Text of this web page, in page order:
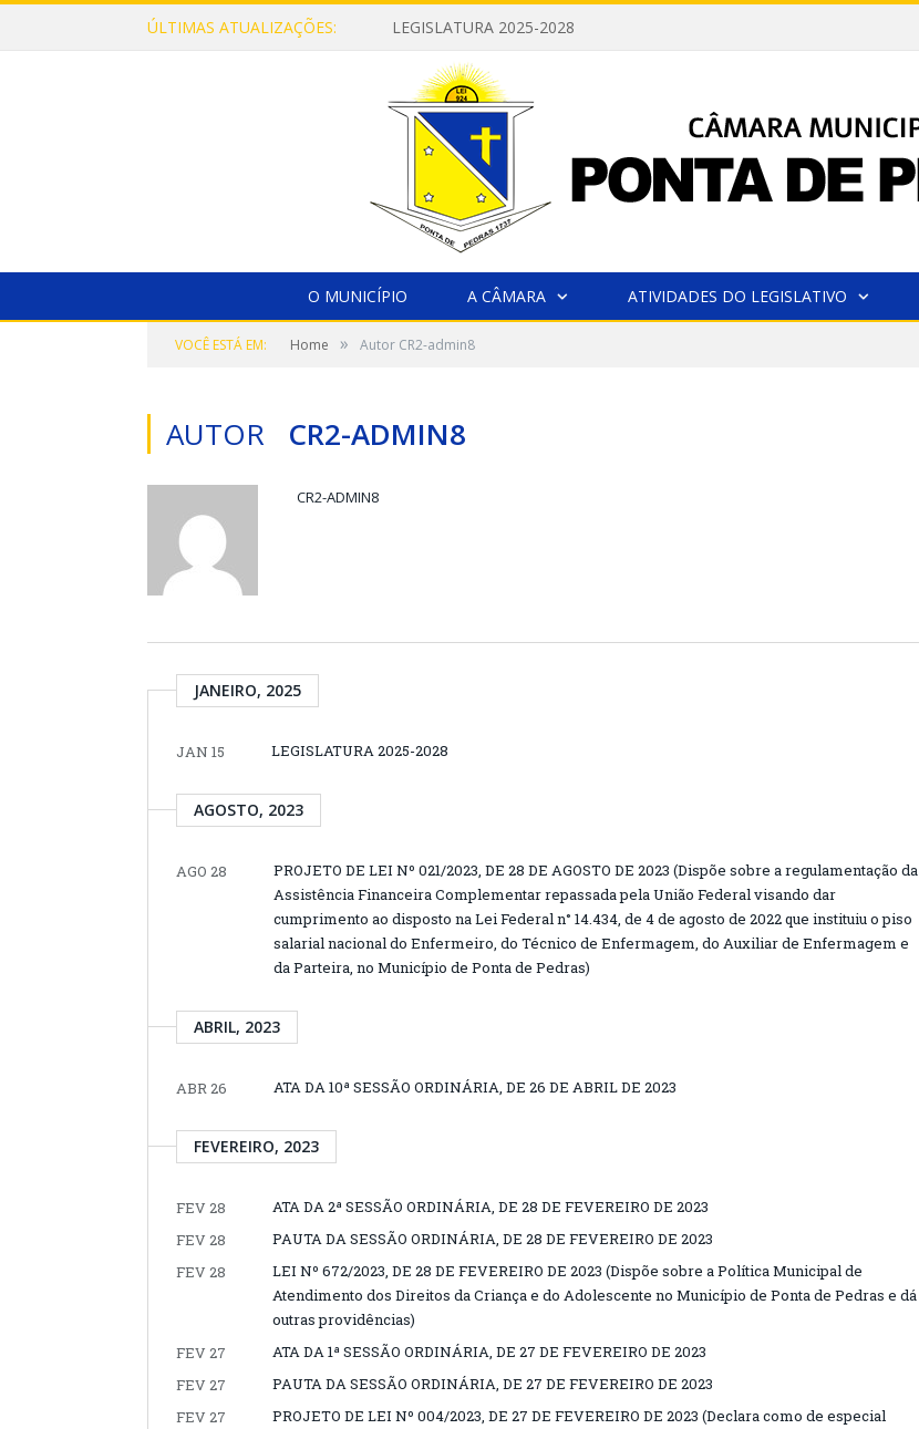
ÚLTIMAS ATUALIZAÇÕES: LEGISLATURA 2025-2028
O MUNICÍPIO A CÂMARA ATIVIDADES DO LEGISLATIVO
VOCÊ ESTÁ EM: Home » Autor CR2-admin8
AUTOR CR2-ADMIN8
CR2-ADMIN8
JANEIRO, 2025
JAN 15 LEGISLATURA 2025-2028
AGOSTO, 2023
AGO 28
PROJETO DE LEI Nº 021/2023, DE 28 DE AGOSTO DE 2023 (Dispõe sobre a regulamentação da
Assistência Financeira Complementar repassada pela União Federal visando dar
cumprimento ao disposto na Lei Federal n° 14.434, de 4 de agosto de 2022 que instituiu o piso
salarial nacional do Enfermeiro, do Técnico de Enfermagem, do Auxiliar de Enfermagem e
da Parteira, no Município de Ponta de Pedras)
ABRIL, 2023
ABR 26 ATA DA 10ª SESSÃO ORDINÁRIA, DE 26 DE ABRIL DE 2023
FEVEREIRO, 2023
FEV 28
ATA DA 2ª SESSÃO ORDINÁRIA, DE 28 DE FEVEREIRO DE 2023
FEV 28
PAUTA DA SESSÃO ORDINÁRIA, DE 28 DE FEVEREIRO DE 2023
FEV 28
LEI Nº 672/2023, DE 28 DE FEVEREIRO DE 2023 (Dispõe sobre a Política Municipal de
Atendimento dos Direitos da Criança e do Adolescente no Município de Ponta de Pedras e dá
outras providências)
FEV 27
ATA DA 1ª SESSÃO ORDINÁRIA, DE 27 DE FEVEREIRO DE 2023
FEV 27
PAUTA DA SESSÃO ORDINÁRIA, DE 27 DE FEVEREIRO DE 2023
FEV 27
PROJETO DE LEI Nº 004/2023, DE 27 DE FEVEREIRO DE 2023 (Declara como de especial